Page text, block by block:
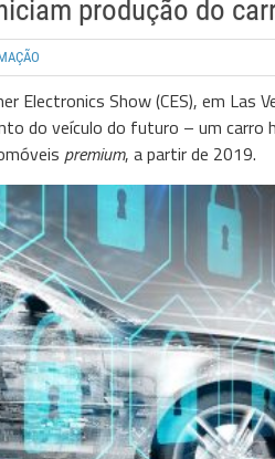
produção do
Electronics Show (CES), em Las
do veículo do futuro – um carro
premium, a partir de 2019.